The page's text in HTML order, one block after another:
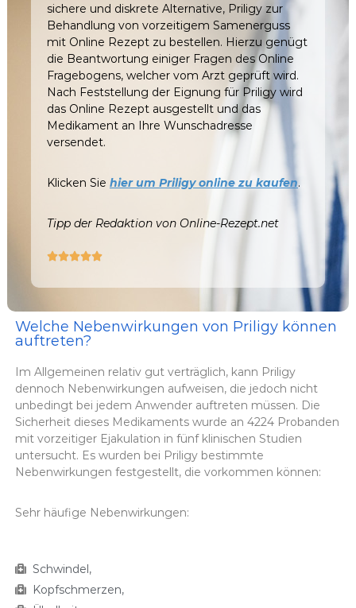
sichere und diskrete Alternative, Priligy zur
Behandlung von vorzeitigem Samenerguss
mit Online Rezept zu bestellen. Hierzu genügt
die Beantwortung einiger Fragen des Online
Fragebogens, welcher vom Arzt geprüft wird.
Nach Feststellung der Eignung für Priligy wird
das Online Rezept ausgestellt und das
Medikament an Ihre Wunschadresse
versendet.
Klicken Sie hier um Priligy online zu kaufen.
Tipp der Redaktion von Online-Rezept.net

Welche Nebenwirkungen von Priligy können
auftreten?
Im Allgemeinen relativ gut verträglich, kann Priligy
dennoch Nebenwirkungen aufweisen, die jedoch nicht
unbedingt bei jedem Anwender auftreten müssen. Die
Sicherheit dieses Medikaments wurde an 4224 Probanden
mit vorzeitiger Ejakulation in fünf klinischen Studien
untersucht. Es wurden bei Priligy bestimmte
Nebenwirkungen festgestellt, die vorkommen können:
Sehr häufige Nebenwirkungen:
Schwindel,
Kopfschmerzen,